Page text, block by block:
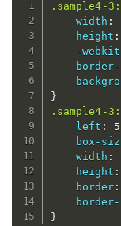
.sample4-
width :
height :
-
}
.sample4-
left :
box-
width :
height :
border :
}